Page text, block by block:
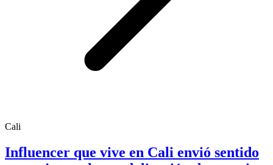
Cali
Influencer que vive en Cali envió sentido